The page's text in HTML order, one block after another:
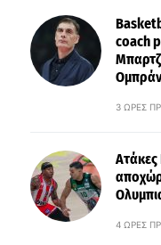
coach
3 ΏΡΕΣ
Ατάκες
4 ΏΡΕΣ